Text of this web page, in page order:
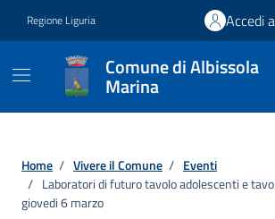
Regione Liguria Accedi
Comune di Albissola
Marina
Home / Vivere il Comune / Eventi
/ Laboratori di futuro tavolo adolescenti e
giovedi 6 marzo